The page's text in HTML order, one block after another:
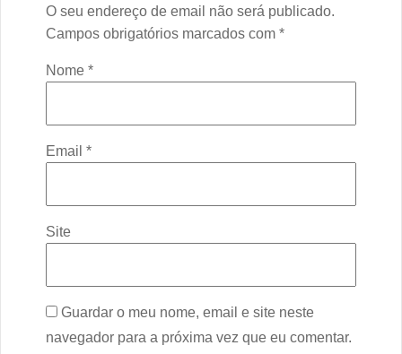
O seu endereço de email não será publicado.
Campos obrigatórios marcados com *
Nome *
Email *
Site
Guardar o meu nome, email e site neste
navegador para a próxima vez que eu comentar.